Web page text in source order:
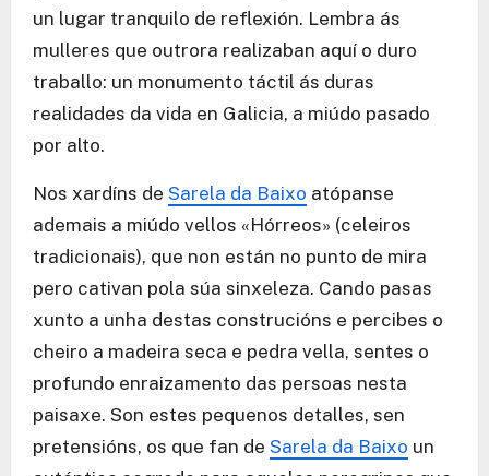
un lugar tranquilo de reflexión. Lembra ás
mulleres que outrora realizaban aquí o duro
traballo: un monumento táctil ás duras
realidades da vida en Galicia, a miúdo pasado
por alto.
Nos xardíns de Sarela da Baixo atópanse
ademais a miúdo vellos «Hórreos» (celeiros
tradicionais), que non están no punto de mira
pero cativan pola súa sinxeleza. Cando pasas
xunto a unha destas construcións e percibes o
cheiro a madeira seca e pedra vella, sentes o
profundo enraizamento das persoas nesta
paisaxe. Son estes pequenos detalles, sen
pretensións, os que fan de Sarela da Baixo un